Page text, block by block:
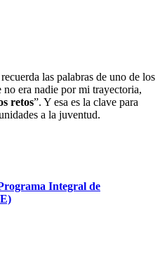
las palabras de uno de los
era nadie por mi trayectoria,
retos”. Y esa es la clave para
a la juventud.
Integral de